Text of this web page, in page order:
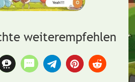
weiterempfehlen